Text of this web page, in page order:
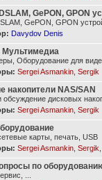
GePON, GPON
GePON, GPON
Davydov Denis
Мультимедиа
Оборудование для
Sergei Asmankin Sergik
накопители NAS/SAN
обсуждение дисковых
Sergei Asmankin Sergik
карты, печать, USB
Sergei Asmankin Sergik
по
...